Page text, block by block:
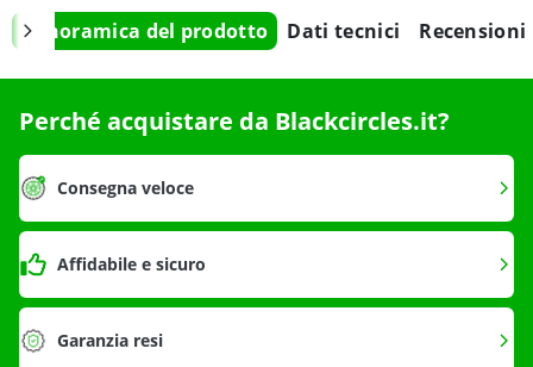
Panoramica del prodotto Dati tecnici Recensioni
Perché acquistare da Blackcircles.it?
Consegna veloce
Affidabile e sicuro
Garanzia resi